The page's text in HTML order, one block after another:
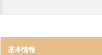
基本情報